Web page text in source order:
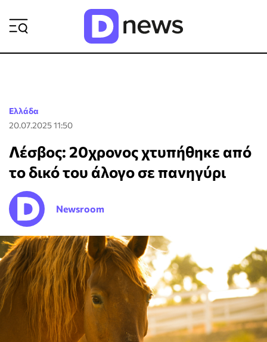
Ελλάδα
20.07.2025 11:50
Λέσβος: 20χρονος χτυπήθηκε από
το δικό του άλογο σε πανηγύρι
Newsroom